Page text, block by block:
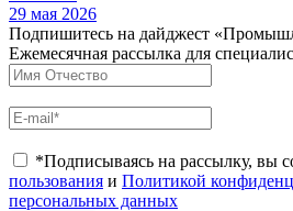
29 мая 2026
Подпишитесь на дайджест
Ежемесячная рассылка для
*Подписываясь на рассылку, вы
пользования и Политикой
персональных данных